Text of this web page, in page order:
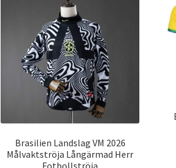
Brasilien Landslag VM 2026
Målvaktströja Långärmad Herr
Fotbollströja